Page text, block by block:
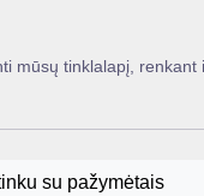
mūsų tinklalapį,
su pažymėtais